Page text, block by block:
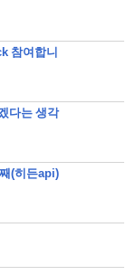
참여합니
다는 생각
(히든api)